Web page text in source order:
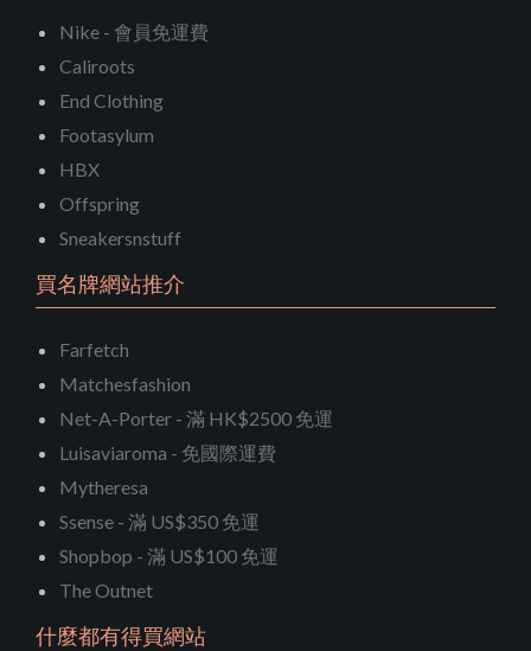
Nike - 會員免運費
Caliroots
End Clothing
Footasylum
HBX
Offspring
Sneakersnstuff
買名牌網站推介
Farfetch
Matchesfashion
Net-A-Porter - 滿 HK$2500 免運
Luisaviaroma - 免國際運費
Mytheresa
Ssense - 滿 US$350 免運
Shopbop - 滿 US$100 免運
The Outnet
什麼都有得買網站